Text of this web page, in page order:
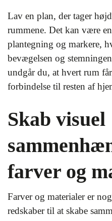
Lav en plan, der tager
rummene. Det kan være
plantegning og markere,
bevægelsen og
undgår du, at hvert rum
forbindelse til resten af
Skab visuel
farver og
Farver og materialer er
redskaber til at skabe